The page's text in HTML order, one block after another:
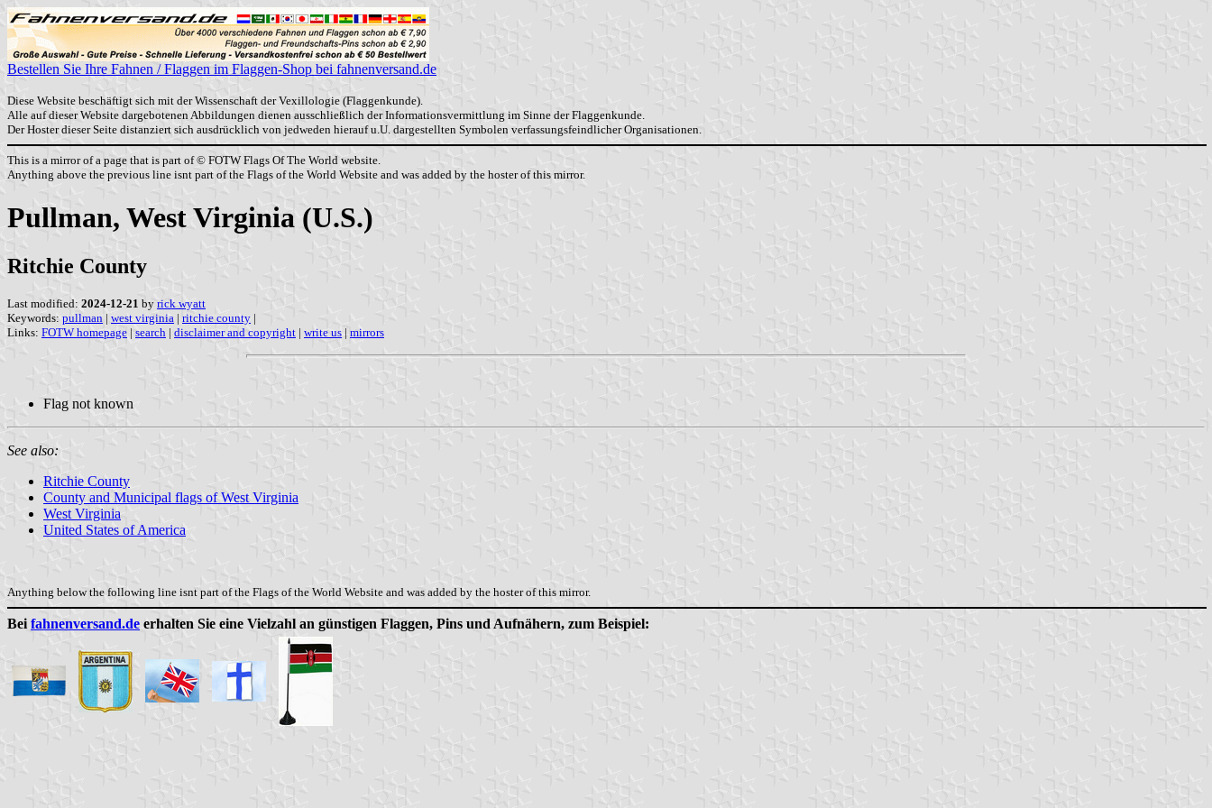
Bestellen Sie Ihre Fahnen / Flaggen im Flaggen-Shop bei fahnenversand.de
Diese Website beschäftigt sich mit der Wissenschaft der Vexillologie (Flaggenkunde).
Alle auf dieser Website dargebotenen Abbildungen dienen ausschließlich der Informationsvermittlung im Sinne der Flaggenkunde.
Der Hoster dieser Seite distanziert sich ausdrücklich von jedweden hierauf u.U. dargestellten Symbolen verfassungsfeindlicher Organisationen.
This is a mirror of a page that is part of © FOTW Flags Of The World website.
Anything above the previous line isnt part of the Flags of the World Website and was added by the hoster of this mirror.
Pullman, West Virginia (U.S.)
Ritchie County
Last modified: 2024-12-21 by rick wyatt
Keywords: pullman | west virginia | ritchie county |
Links: FOTW homepage | search | disclaimer and copyright | write us | mirrors
Flag not known
See also:
Ritchie County
County and Municipal flags of West Virginia
West Virginia
United States of America
Anything below the following line isnt part of the Flags of the World Website and was added by the hoster of this mirror.
Bei fahnenversand.de erhalten Sie eine Vielzahl an günstigen Flaggen, Pins und Aufnähern, zum Beispiel: